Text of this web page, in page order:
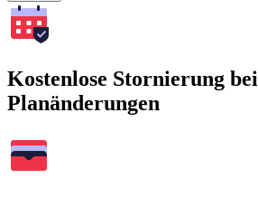
Kostenlose Stornierung bei
Planänderungen